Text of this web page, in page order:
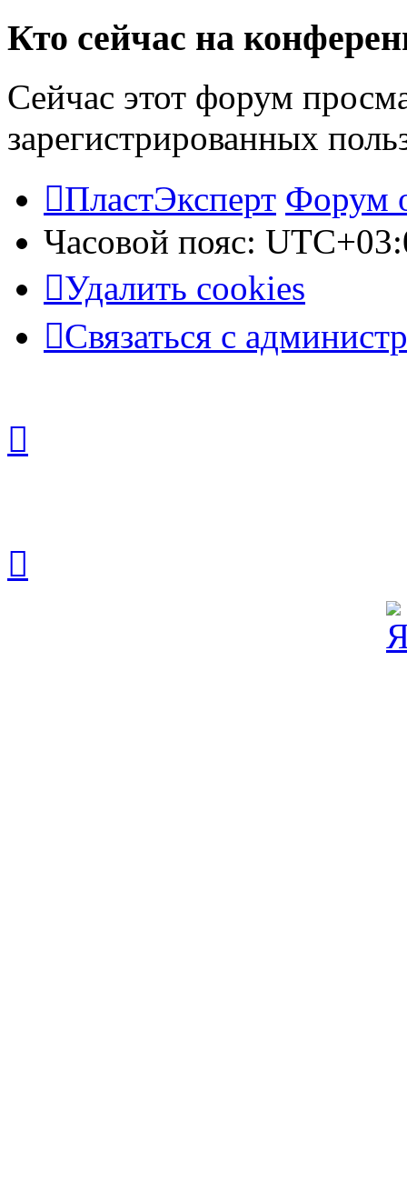
Кто сейчас на
Сейчас этот форум
зарегистрированных
ПластЭксперт Форум
Часовой пояс:
Удалить cookies
Связаться с